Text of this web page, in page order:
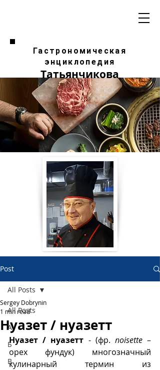
Гастрономическая
энциклопедия
Татьянчикова
Post
All Posts
А
Б
В
All Posts
Нуазет / нуазетт
Sergey Dobrynin
1 min read
Нуазет / нуазетт - (фр. noisette –
орех фундук) многозначный
кулинарный термин из